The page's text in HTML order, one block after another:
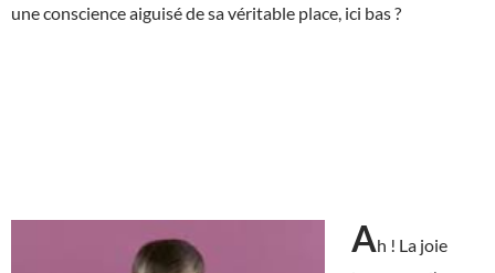
une conscience aiguisé de sa véritable place, ici bas ?
Ah ! La joie